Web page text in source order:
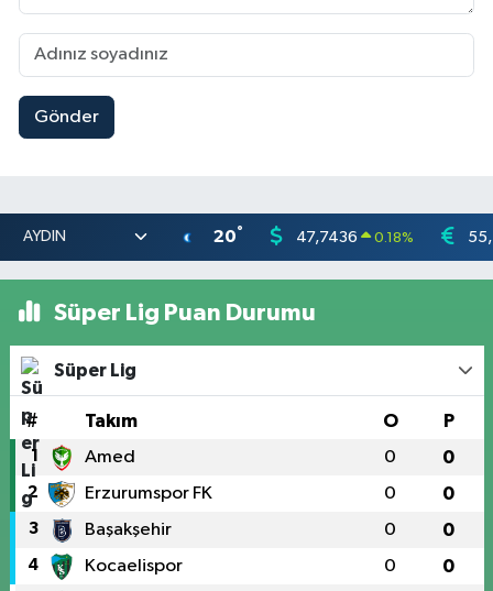
Gönder
20° 47,7436 0.18%
Süper Lig Puan Durumu
Süper Lig
# Takım O P
1 Amed 0 0
2 Erzurumspor FK 0 0
3 Başakşehir 0 0
4 Kocaelispor 0 0